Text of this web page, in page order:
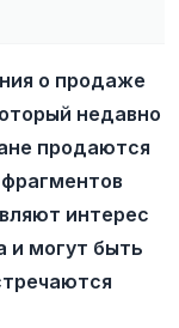
о продаже
недавно
продаются
интерес
и могут быть